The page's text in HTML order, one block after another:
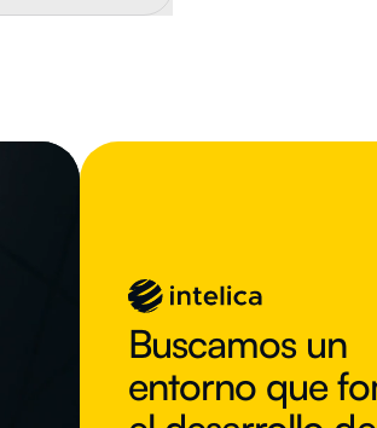
Buscamos un
entorno que